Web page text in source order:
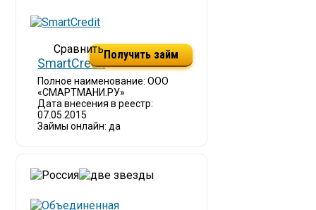
SmartCredit
Полное наименование: ООО
«СМАРТМАНИ.РУ»
Дата внесения в реестр:
07.05.2015
Займы онлайн: да
Получить займ